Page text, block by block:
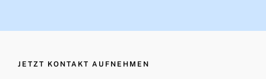
JETZT KONTAKT AUFNEHMEN